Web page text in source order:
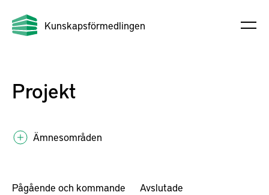
Kunskapsförmedlingen
Projekt
Ämnesområden
Pågående och kommande Avslutade